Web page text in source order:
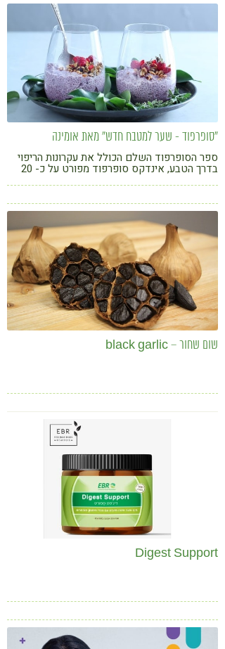
"סופרפוד - שער למטבח חדש" מאת אומינה
ספר הסופרפוד השלם הכולל את עקרונות הריפוי
בדרך הטבע, אינדקס סופרפוד מפורט על כ- 20
שהאוכל יכול לענג ולרפא אותנו גם יחד
שום שחור – black garlic
Digest Support